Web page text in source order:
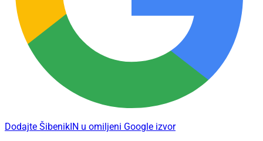
Dodajte ŠibenikIN u omiljeni Google izvor